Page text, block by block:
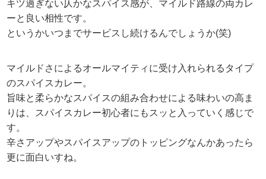
キツ過ぎない仄かなスパイス感が、マイルド路線の両カレ
ーと良い相性です。
というかいつまでサービスし続けるんでしょうか(笑)
マイルドさによるオールマイティに受け入れられるタイプ
のスパイスカレー。
旨味と柔らかなスパイスの組み合わせによる味わいの高ま
りは、スパイスカレー初心者にもスッと入っていく感じで
す。
辛さアップやスパイスアップのトッピングなんかあったら
更に面白いすね。